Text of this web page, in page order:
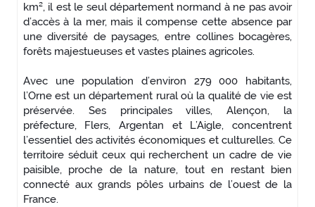
km², il est le seul département normand à ne pas avoir
d’accès à la mer, mais il compense cette absence par
une diversité de paysages, entre collines bocagères,
forêts majestueuses et vastes plaines agricoles.
Avec une population d’environ 279 000 habitants,
l’Orne est un département rural où la qualité de vie est
préservée. Ses principales villes, Alençon, la
préfecture, Flers, Argentan et L’Aigle, concentrent
l’essentiel des activités économiques et culturelles. Ce
territoire séduit ceux qui recherchent un cadre de vie
paisible, proche de la nature, tout en restant bien
connecté aux grands pôles urbains de l’ouest de la
France.